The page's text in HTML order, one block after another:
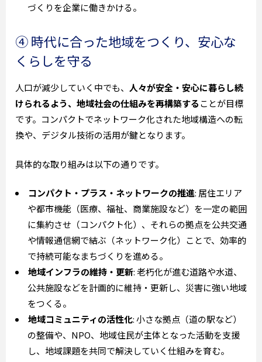
づくりを企業に働きかける。
④ 時代に合った地域をつくり、安心な
くらしを守る
人口が減少していく中でも、 人々が安全・安心に暮らし続
けられるよう、地域社会の仕組みを再構築することが目標
です。コンパクトでネットワーク化された地域構造への転
換や、デジタル技術の活用が鍵となります。
具体的な取り組みは以下の通りです。
コンパクト・プラス・ネットワークの推進: 居住エリア
や都市機能（医療、福祉、商業施設など）を一定の範囲
に集約させ（コンパクト化）、それらの拠点を公共交通
や情報通信網で結ぶ（ネットワーク化）ことで、効率的
で持続可能なまちづくりを進める。
地域インフラの維持・更新: 老朽化が進む道路や水道、
公共施設などを計画的に維持・更新し、災害に強い地域
をつくる。
地域コミュニティの活性化: 小さな拠点（道の駅など）
の整備や、NPO、地域住民が主体となった活動を支援
し、地域課題を共同で解決していく仕組みを育む。